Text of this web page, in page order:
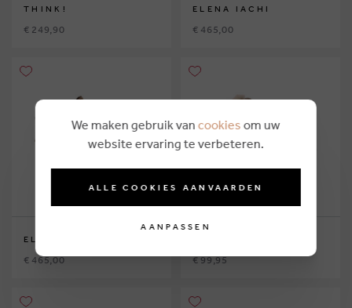
THINK!
€ 249,90
ELENA IACHI
€ 465,00
ELENA IACHI
€ 465,00 € 99,95
We maken gebruik van cookies om uw
website ervaring te verbeteren.
ALLE COOKIES AANVAARDEN
AANPASSEN